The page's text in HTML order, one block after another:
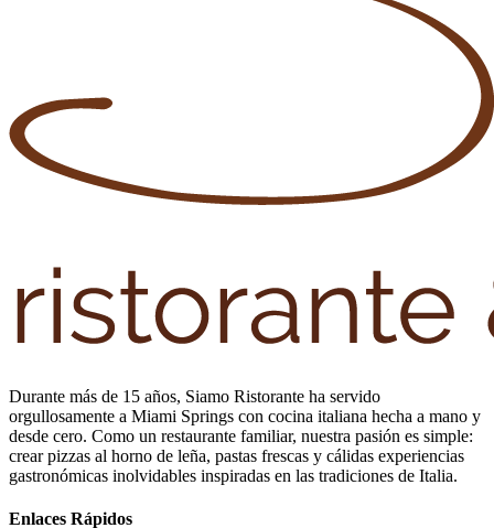
Durante más de 15 años, Siamo Ristorante ha servido
orgullosamente a Miami Springs con cocina italiana hecha a mano y
desde cero. Como un restaurante familiar, nuestra pasión es simple:
crear pizzas al horno de leña, pastas frescas y cálidas experiencias
gastronómicas inolvidables inspiradas en las tradiciones de Italia.
Enlaces Rápidos